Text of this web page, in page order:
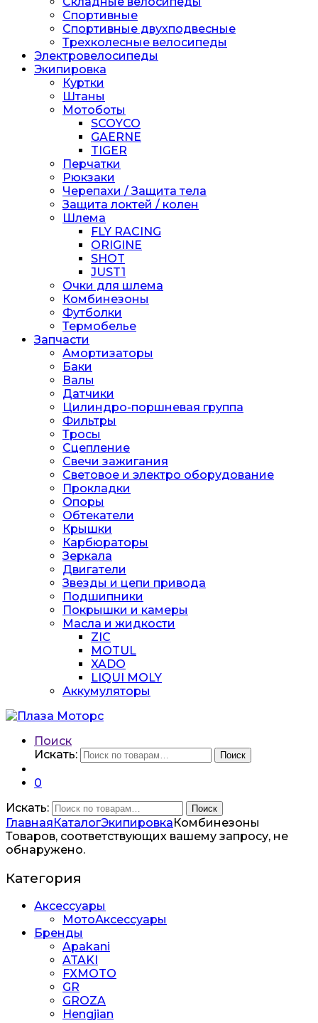
Спортивные
Спортивные двухподвесные
Трехколесные велосипеды
Электровелосипеды
Экипировка
Куртки
Штаны
Мотоботы
SCOYCO
GAERNE
TIGER
Перчатки
Рюкзаки
Черепахи / Защита тела
Защита локтей / колен
Шлема
FLY RACING
ORIGINE
SHOT
JUST1
Очки для шлема
Комбинезоны
Футболки
Термобелье
Запчасти
Амортизаторы
Баки
Валы
Датчики
Цилиндро-поршневая группа
Фильтры
Тросы
Сцепление
Свечи зажигания
Световое и электро оборудование
Прокладки
Опоры
Обтекатели
Крышки
Карбюраторы
Зеркала
Двигатели
Звезды и цепи привода
Подшипники
Покрышки и камеры
Масла и жидкости
ZIC
MOTUL
XADO
LIQUI MOLY
Аккумуляторы
Поиск
Искать:
Поиск
0
Искать:
Поиск
ГлавнаяКаталогЭкипировкаКомбинезоны
Товаров, соответствующих вашему запросу, не
обнаружено.
Категория
Аксессуары
МотоАксессуары
Бренды
Apakani
ATAKI
FXMOTO
GR
GROZA
Hengjian